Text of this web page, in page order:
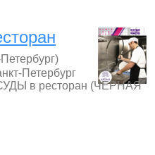
Петербург
в ресторан (ЧЕРНАЯ